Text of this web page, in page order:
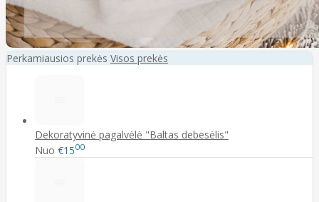
Perkamiausios prekės Visos prekės
Dekoratyvinė pagalvėlė "Baltas debesėlis"
Nuo €1500